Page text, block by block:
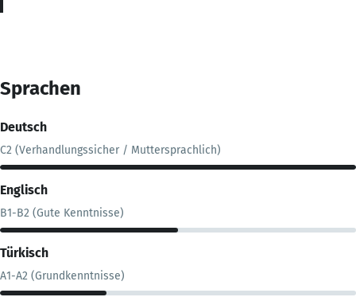
Sprachen
Deutsch
C2 (Verhandlungssicher / Muttersprachlich)
Englisch
B1-B2 (Gute Kenntnisse)
Türkisch
A1-A2 (Grundkenntnisse)